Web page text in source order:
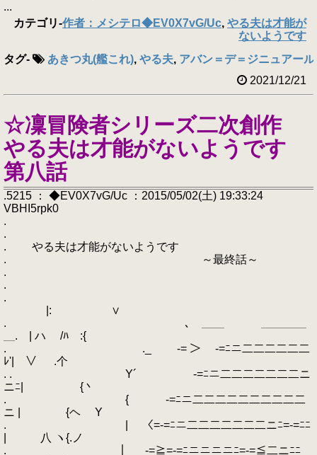
...
カテゴリ-作者：メシテロ◆EV0X7vG/Uc, やる夫は才能が
ないようです
タグ- あきつ丸(艦これ), やる夫, アバン＝デ＝ジニュアー
2021/12/21
☆凜冒険者シリーズ二次創作
やる夫は才能がないようです
第八話
.5215 ： ◆EV0X7vG/Uc ：2015/05/02(土) 19:33:24
VBHI5rpk0
.
.
. やる夫は才能がないようです
. ～最終話～
.
.
.
|: ∨
. ､ ＿＿ ＿＿＿＿
＿. | ハ /ﾊ :{
. ._ -= ＞ -=ﾆニ二二二二二二
ﾚ'| ∨ .个
. . Y´ -=ﾆニ二二二二二二二ニ
ニﾆ| {丶
. { -=ﾆニ二二二二二二二二二二
ニ | {ヘ Y
. | 〈=-=ﾆニ二二二二二二二ニﾆ=-=ﾆﾆ
| 八 ヽ{.ノ
. ｜ -=≧=-=ﾆニニニニﾆ=-=≦二ニﾆﾆ